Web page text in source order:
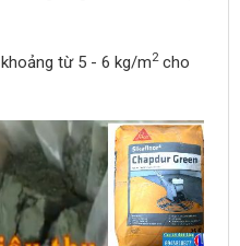
khoảng từ 5 - 6 kg/m2cho